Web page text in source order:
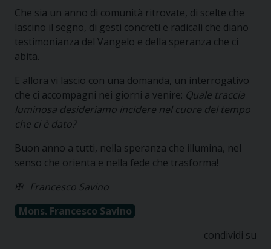
Che sia un anno di comunità ritrovate, di scelte che
lascino il segno, di gesti concreti e radicali che diano
testimonianza del Vangelo e della speranza che ci
abita.
E allora vi lascio con una domanda, un interrogativo
che ci accompagni nei giorni a venire: Quale traccia
luminosa desideriamo incidere nel cuore del tempo
che ci è dato?
Buon anno a tutti, nella speranza che illumina, nel
senso che orienta e nella fede che trasforma!
✠Francesco Savino
Mons. Francesco Savino
condividi su